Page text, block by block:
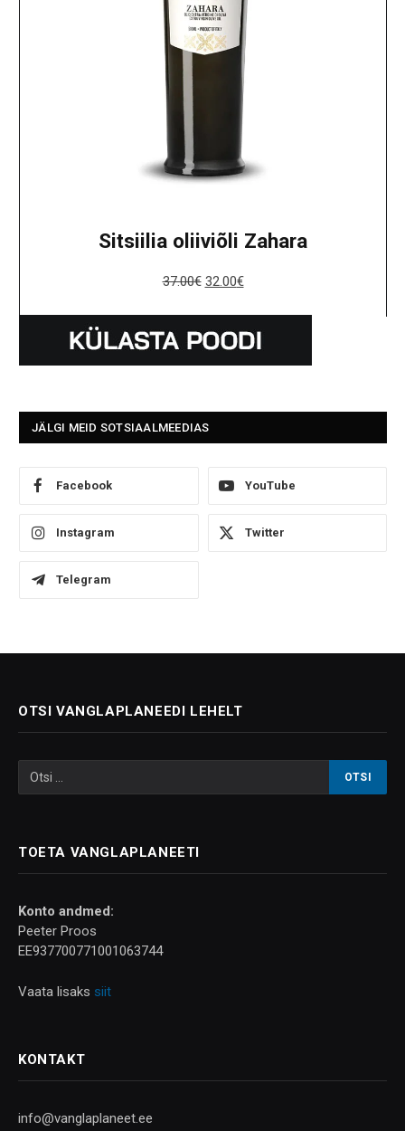
Sitsiilia oliiviõli Zahara
37.00€ 32.00€
JÄLGI MEID SOTSIAALMEEDIAS
Facebook YouTube
Instagram Twitter
Telegram
OTSI VANGLAPLANEEDI LEHELT
TOETA VANGLAPLANEETI
Konto andmed:
Peeter Proos
EE937700771001063744
Vaata lisaks siit
KONTAKT
info@vanglaplaneet.ee